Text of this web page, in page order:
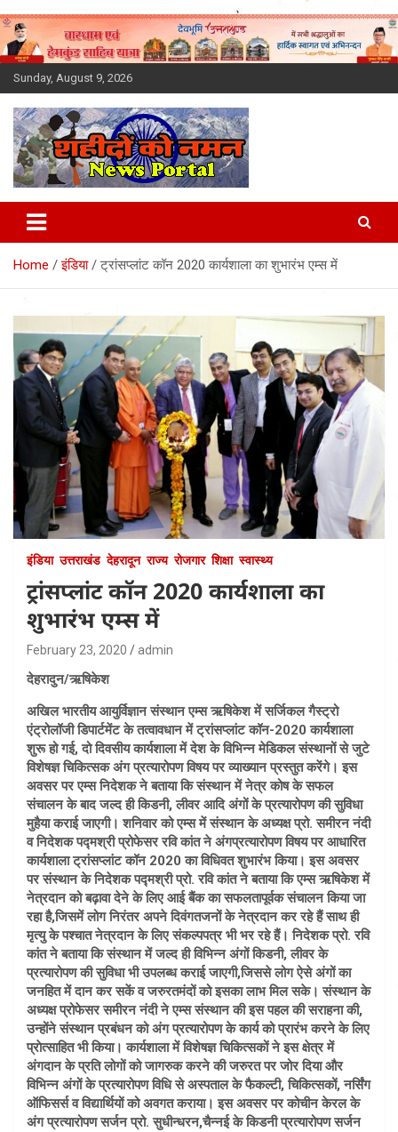
Skip
to
content
Sunday, August 9, 2026
Latest News Today, Breaking
News, Uttarakhand News in
Hindi
Home इंडिया ट्रांसप्लांट कॉन 2020 कार्यशाला का शुभारंभ एम्स में
इंडिया उत्तराखंड देहरादून राज्य रोजगार शिक्षा स्वास्थ्य
ट्रांसप्लांट कॉन 2020 कार्यशाला का
शुभारंभ एम्स में
February 23, 2020 admin
देहरादुन/ऋषिकेश
अखिल भारतीय आयुर्विज्ञान संस्थान एम्स ऋषिकेश में सर्जिकल गैस्ट्रो
एंट्रोलॉजी डिपार्टमेंट के तत्वावधान में ट्रांसप्लांट कॉन-2020 कार्यशाला
शुरू हो गई, दो दिवसीय कार्यशाला में देश के विभिन्न मेडिकल संस्थानों से जुटे
विशेषज्ञ चिकित्सक अंग प्रत्यारोपण विषय पर व्याख्यान प्रस्तुत करेंगे। इस
अवसर पर एम्स निदेशक ने बताया कि संस्थान में नेत्र कोष के सफल
संचालन के बाद जल्द ही किडनी, लीवर आदि अंगों के प्रत्यारोपण की सुविधा
मुहैया कराई जाएगी। शनिवार को एम्स में संस्थान के अध्यक्ष प्रो. समीरन नंदी
व निदेशक पद्मश्री प्रोफेसर रवि कांत ने अंगप्रत्यारोपण विषय पर आधारित
कार्यशाला ट्रांसप्लांट कॉन 2020 का विधिवत शुभारंभ किया। इस अवसर
पर संस्थान के निदेशक पद्मश्री प्रो. रवि कांत ने बताया कि एम्स ऋषिकेश में
नेत्रदान को बढ़ावा देने के लिए आई बैंक का सफलतापूर्वक संचालन किया जा
रहा है,जिसमें लोग निरंतर अपने दिवंगतजनों के नेत्रदान कर रहे हैं साथ ही
मृत्यु के पश्चात नेत्रदान के लिए संकल्पपत्र भी भर रहे हैं। निदेशक प्रो. रवि
कांत ने बताया कि संस्थान में जल्द ही विभिन्न अंगों किडनी, लीवर के
प्रत्यारोपण की सुविधा भी उपलब्ध कराई जाएगी,जिससे लोग ऐसे अंगों का
जनहित में दान कर सकें व जरुरतमंदों को इसका लाभ मिल सके। संस्थान के
अध्यक्ष प्रोफेसर समीरन नंदी ने एम्स संस्थान की इस पहल की सराहना की,
उन्होंने संस्थान प्रबंधन को अंग प्रत्यारोपण के कार्य को प्रारंभ करने के लिए
प्राेत्साहित भी किया। कार्यशाला में विशेषज्ञ चिकित्सकों ने इस क्षेत्र में
अंगदान के प्रति लोगों को जागरुक करने की जरुरत पर जोर दिया और
विभिन्न अंगों के प्रत्यारोपण विधि से अस्पताल के फैकल्टी, चिकित्सकों, नर्सिंग
ऑफिसर्स व विद्यार्थियों को अवगत कराया। इस अवसर पर कोचीन केरल के
अंग प्रत्यारोपण सर्जन प्रो. सुधीन्धरन,चैन्नई के किडनी प्रत्यारोपण सर्जन